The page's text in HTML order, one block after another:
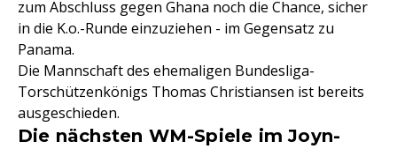
zum Abschluss gegen Ghana noch die Chance, sicher
in die K.o.-Runde einzuziehen - im Gegensatz zu
Panama.
Die Mannschaft des ehemaligen Bundesliga-
Torschützenkönigs Thomas Christiansen ist bereits
ausgeschieden.
Die nächsten WM-Spiele im Joyn-